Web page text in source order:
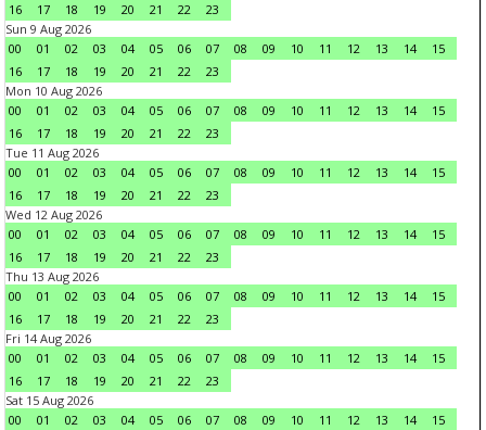
16
17 18 19 20 21 22
23
Sun 9 Aug 2026
00
01 02 03 04 05 06 07 08 09 10 11 12 13 14
15
16
17 18 19 20 21 22
23
Mon 10 Aug 2026
00
01 02 03 04 05 06 07 08 09 10 11 12 13 14
15
16
17 18 19 20 21 22
23
Tue 11 Aug 2026
00
01 02 03 04 05 06 07 08 09 10 11 12 13 14
15
16
17 18 19 20 21 22
23
Wed 12 Aug 2026
00
01 02 03 04 05 06 07 08 09 10 11 12 13 14
15
16
17 18 19 20 21 22
23
Thu 13 Aug 2026
00
01 02 03 04 05 06 07 08 09 10 11 12 13 14
15
16
17 18 19 20 21 22
23
Fri 14 Aug 2026
00
01 02 03 04 05 06 07 08 09 10 11 12 13 14
15
16
17 18 19 20 21 22
23
Sat 15 Aug 2026
00
01 02 03 04 05 06 07 08 09 10 11 12 13 14 15